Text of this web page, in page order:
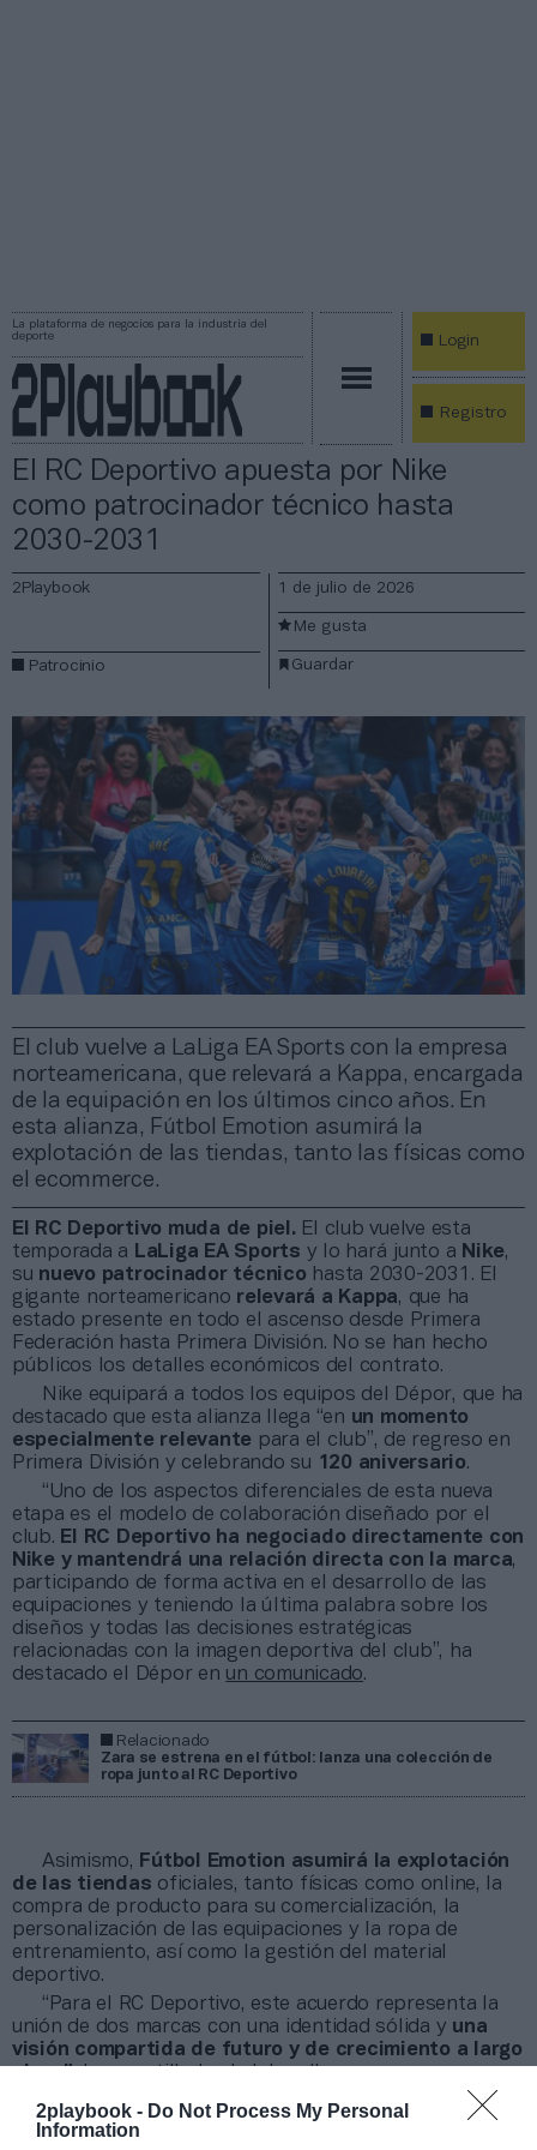
2playbook - Do Not Process My Personal
Information
La plataforma de negocios para la industria del
deporte
Login
Registro
El RC Deportivo apuesta por Nike
como patrocinador técnico hasta
2030-2031
El club vuelve a LaLiga EA Sports con la empresa
norteamericana, que relevará a Kappa, encargada
de la equipación en los últimos cinco años. En
esta alianza, Fútbol Emotion asumirá la
explotación de las tiendas, tanto las físicas como
el ecommerce.
2Playbook
Patrocinio
1 de julio de 2026
Guardar
Me gusta
El RC Deportivo muda de piel. El club vuelve esta
temporada a LaLiga EA Sports y lo hará junto a Nike,
su nuevo patrocinador técnico hasta 2030-2031. El
gigante norteamericano relevará a Kappa, que ha
estado presente en todo el ascenso desde Primera
Federación hasta Primera División. No se han hecho
públicos los detalles económicos del contrato.
Nike equipará a todos los equipos del Dépor, que ha
destacado que esta alianza llega “en un momento
especialmente relevante para el club”, de regreso en
Primera División y celebrando su 120 aniversario.
“Uno de los aspectos diferenciales de esta nueva
etapa es el modelo de colaboración diseñado por el
club. El RC Deportivo ha negociado directamente con
Nike y mantendrá una relación directa con la marca,
participando de forma activa en el desarrollo de las
equipaciones y teniendo la última palabra sobre los
diseños y todas las decisiones estratégicas
relacionadas con la imagen deportiva del club”, ha
destacado el Dépor en un comunicado.
Relacionado
Zara se estrena en el fútbol: lanza una colección de
ropa junto al RC Deportivo
Asimismo, Fútbol Emotion asumirá la explotación
de las tiendas oficiales, tanto físicas como online, la
compra de producto para su comercialización, la
personalización de las equipaciones y la ropa de
entrenamiento, así como la gestión del material
deportivo.
“Para el RC Deportivo, este acuerdo representa la
unión de dos marcas con una identidad sólida y una
visión compartida de futuro y de crecimiento a largo